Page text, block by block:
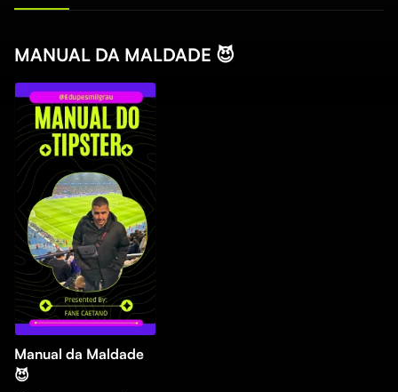
MANUAL DA MALDADE 😈
Manual da Maldade
😈